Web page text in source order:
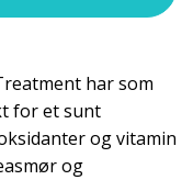
har som
for et sunt
og vitamin
og